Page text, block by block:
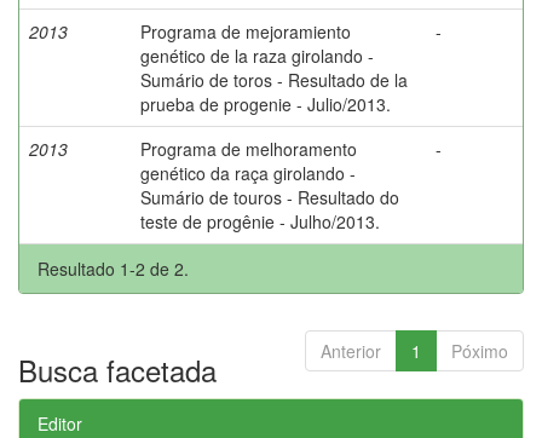
2013
Programa de mejoramiento
genético de la raza girolando -
Sumário de toros - Resultado de la
prueba de progenie - Julio/2013.
-
2013
Programa de melhoramento
genético da raça girolando -
Sumário de touros - Resultado do
teste de progênie - Julho/2013.
-
Resultado 1-2 de 2.
Anterior 1 Póximo
Busca facetada
Editor